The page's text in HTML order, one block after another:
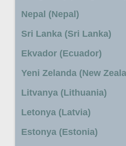
Nepal (Nepal)
Sri Lanka (Sri Lanka)
Ekvador (Ecuador)
Yeni Zelanda (New
Litvanya (Lithuania)
Letonya (Latvia)
Estonya (Estonia)